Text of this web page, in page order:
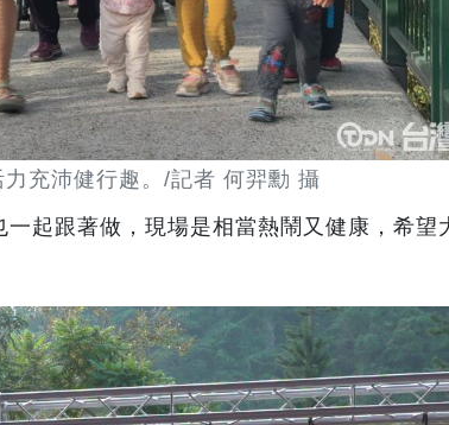
充沛健行趣。/記者 何羿勳 攝
起跟著做，現場是相當熱鬧又健康，希望